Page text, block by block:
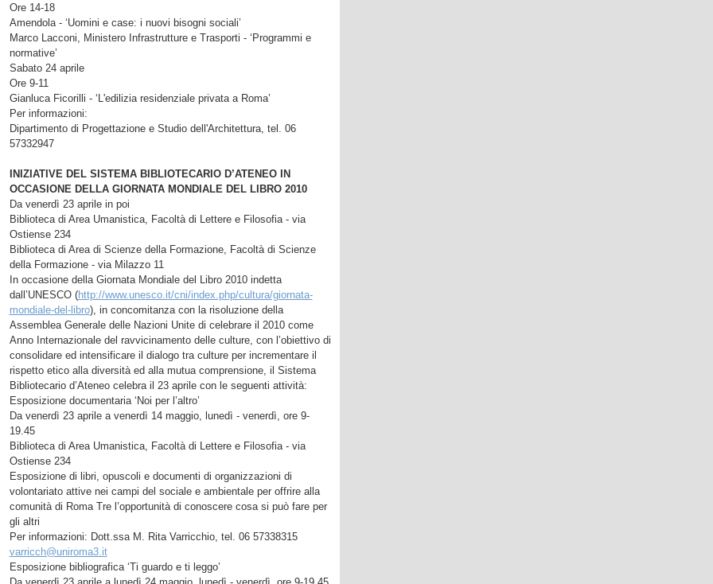
Ore 14-18
Amendola - ‘Uomini e case: i nuovi bisogni sociali’
Marco Lacconi, Ministero Infrastrutture e Trasporti - ‘Programmi e
normative’
Sabato 24 aprile
Ore 9-11
Gianluca Ficorilli - ‘L'edilizia residenziale privata a Roma’
Per informazioni:
Dipartimento di Progettazione e Studio dell'Architettura, tel. 06
57332947
INIZIATIVE DEL SISTEMA BIBLIOTECARIO D’ATENEO IN
OCCASIONE DELLA GIORNATA MONDIALE DEL LIBRO 2010
Da venerdì 23 aprile in poi
Biblioteca di Area Umanistica, Facoltà di Lettere e Filosofia - via
Ostiense 234
Biblioteca di Area di Scienze della Formazione, Facoltà di Scienze
della Formazione - via Milazzo 11
In occasione della Giornata Mondiale del Libro 2010 indetta
dall’UNESCO (http://www.unesco.it/cni/index.php/cultura/giornata-
mondiale-del-libro), in concomitanza con la risoluzione della
Assemblea Generale delle Nazioni Unite di celebrare il 2010 come
Anno Internazionale del ravvicinamento delle culture, con l’obiettivo di
consolidare ed intensificare il dialogo tra culture per incrementare il
rispetto etico alla diversità ed alla mutua comprensione, il Sistema
Bibliotecario d’Ateneo celebra il 23 aprile con le seguenti attività:
Esposizione documentaria ‘Noi per l’altro’
Da venerdì 23 aprile a venerdì 14 maggio, lunedì - venerdì, ore 9-
19.45
Biblioteca di Area Umanistica, Facoltà di Lettere e Filosofia - via
Ostiense 234
Esposizione di libri, opuscoli e documenti di organizzazioni di
volontariato attive nei campi del sociale e ambientale per offrire alla
comunità di Roma Tre l’opportunità di conoscere cosa si può fare per
gli altri
Per informazioni: Dott.ssa M. Rita Varricchio, tel. 06 57338315
varricch@uniroma3.it
Esposizione bibliografica ‘Ti guardo e ti leggo’